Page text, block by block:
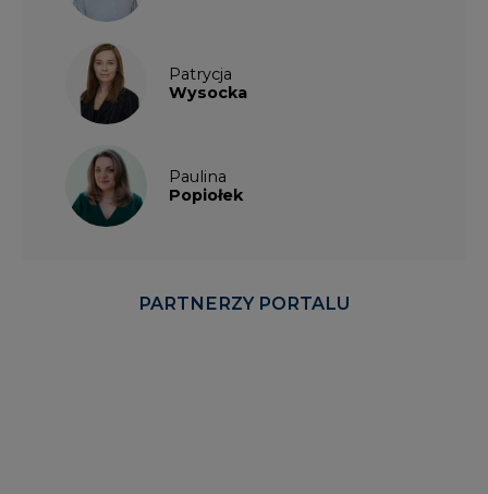
Patrycja
Wysocka
Paulina
Popiołek
PARTNERZY PORTALU